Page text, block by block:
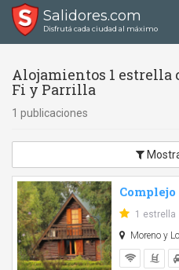
Salidores.com
Disfrutá cada ciudad al máximo
Alojamientos 1 estrella
Fi y Parrilla
1 publicaciones
1 estrella
Moreno y